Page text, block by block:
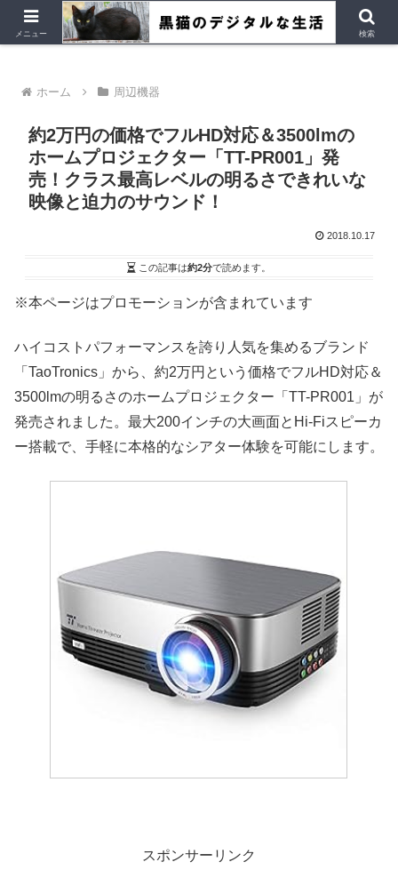
デジタルデバイス、Ubuntu など
ホーム 周辺機器
約2万円の価格でフルHD対応＆3500lmの
ホームプロジェクター「TT-PR001」発
売！クラス最高レベルの明るさできれいな
映像と迫力のサウンド！
2018.10.17
この記事は約2分で読めます。
※本ページはプロモーションが含まれています
ハイコストパフォーマンスを誇り人気を集めるブランド
「TaoTronics」から、約2万円という価格でフルHD対応＆
3500lmの明るさのホームプロジェクター「TT-PR001」が
発売されました。最大200インチの大画面とHi-Fiスピーカ
ー搭載で、手軽に本格的なシアター体験を可能にします。
スポンサーリンク
メニュー 検索